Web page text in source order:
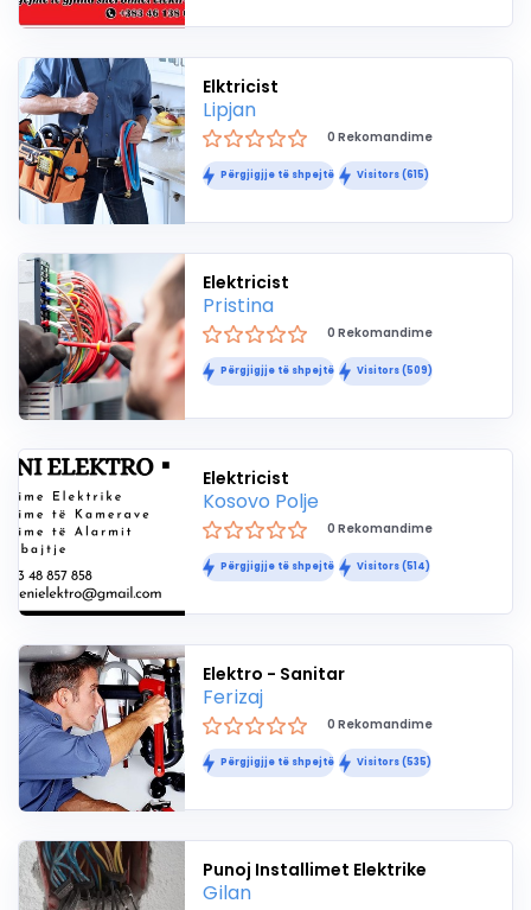
Elktricist
Lipjan
0 Rekomandime
Përgjigjje të shpejtë Visitors (615)
Elektricist
Pristina
0 Rekomandime
Përgjigjje të shpejtë Visitors (509)
Elektricist
Kosovo Polje
0 Rekomandime
Përgjigjje të shpejtë Visitors (514)
Elektro - Sanitar
Ferizaj
0 Rekomandime
Përgjigjje të shpejtë Visitors (535)
Punoj Installimet Elektrike
Gilan